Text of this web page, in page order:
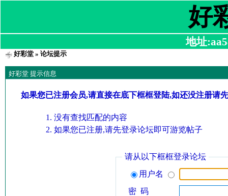
好
地址
好彩堂» 论坛提示
好彩堂 提示信息
如果您已注册会员,请直接在底下框框登陆,如还没注册请
没有查找匹配的内容
如果您已注册,请先登录论坛即可游览帖子
请从以下框框登录论坛
用户名
密 码